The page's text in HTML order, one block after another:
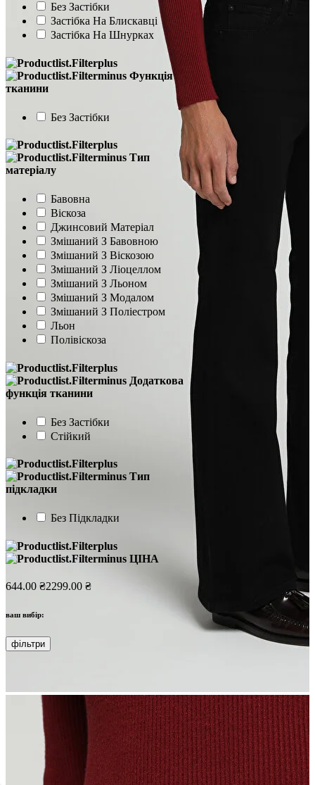
Без Застібки
Застібка На Блискавці
Застібка На Шнурках
Функція
тканини
Без Застібки
Тип
матеріалу
Бавовна
Віскоза
Джинсовий Матеріал
Змішаний З Бавовною
Змішаний З Віскозою
Змішаний З Ліоцеллом
Змішаний З Льоном
Змішаний З Модалом
Змішаний З Поліестром
Льон
Полівіскоза
Додаткова
функція тканини
Без Застібки
Стійкий
Тип
підкладки
Без Підкладки
ЦІНА
644.00 ₴2299.00 ₴
ваш вибір:
фільтри